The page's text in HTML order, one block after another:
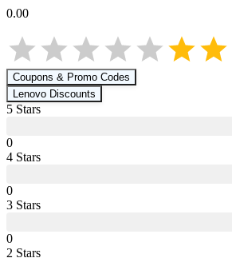
0.00
Coupons & Promo Codes
Lenovo Discounts
5 Stars
0
4 Stars
0
3 Stars
0
2 Stars